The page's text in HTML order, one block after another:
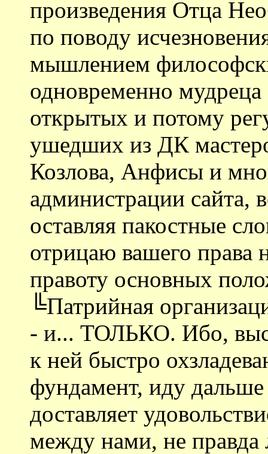
произведения Отца
по поводу
мышлением
одновременно
открытых и потому
ушедших из ДК
Козлова, Анфисы и
администрации сайта,
оставляя пакостные
отрицаю вашего права
правоту основных
╚Патрийная
- и... ТОЛЬКО. Ибо,
к ней быстро
фундамент, иду
доставляет
между нами, не правда